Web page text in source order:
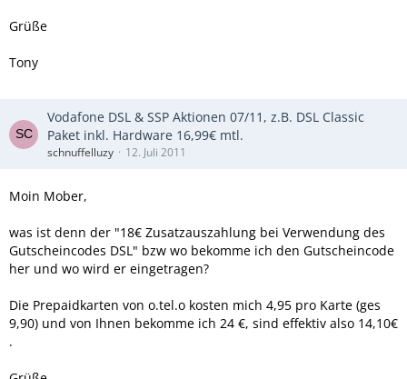
Grüße
Tony
Vodafone DSL & SSP Aktionen 07/11, z.B. DSL Classic
Paket inkl. Hardware 16,99€ mtl.
schnuffelluzy 12. Juli 2011
Moin Mober,
was ist denn der "18€ Zusatzauszahlung bei Verwendung des
Gutscheincodes DSL" bzw wo bekomme ich den Gutscheincode
her und wo wird er eingetragen?
Die Prepaidkarten von o.tel.o kosten mich 4,95 pro Karte (ges
9,90) und von Ihnen bekomme ich 24 €, sind effektiv also 14,10€
.